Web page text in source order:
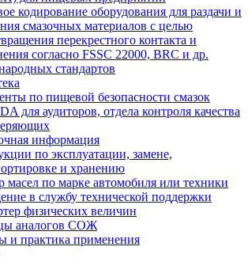
кодирование оборудования для раздачи и
смазочных материалов с целью
перекрестного контакта и
согласно FSSC 22000, BRC и др.
стандартов
по пищевой безопасности смазок
для аудиторов, отдела контроля качества
информация
по эксплуатации, замене,
и хранению
масел по марке автомобиля или техники
в службу технической поддержки
физических величин
аналогов СОЖ
и практика применения